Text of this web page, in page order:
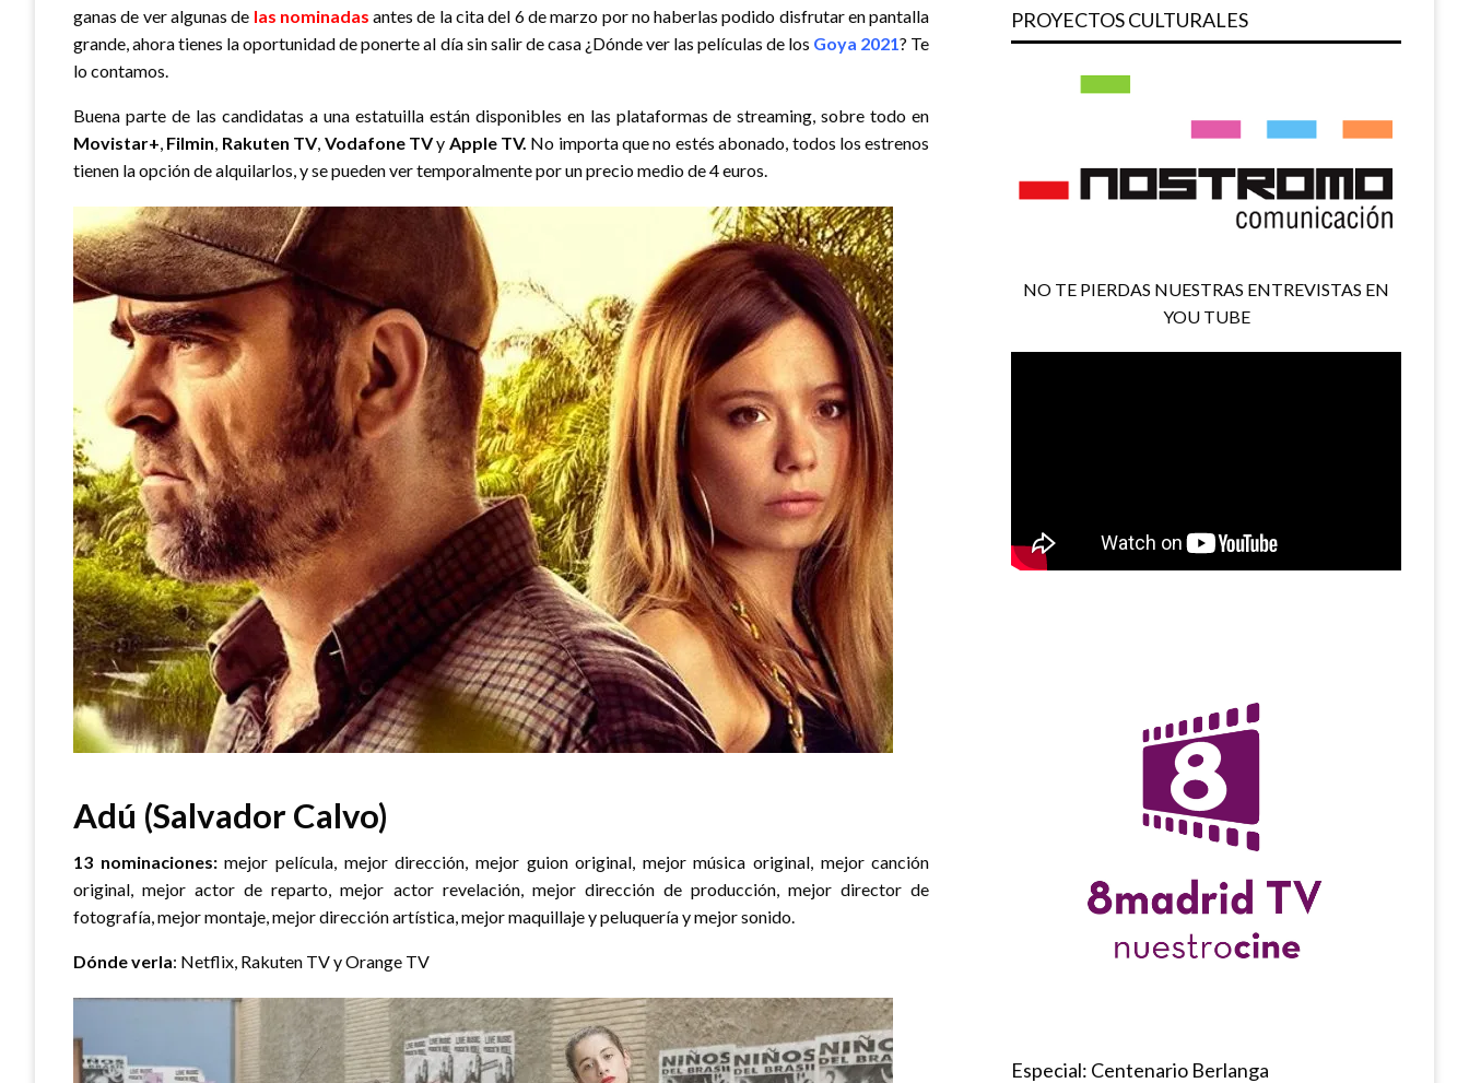
ganas de ver algunas de las nominadas antes de la cita del 6 de marzo por no haberlas podido disfrutar en pantalla
grande, ahora tienes la oportunidad de ponerte al día sin salir de casa ¿Dónde ver las películas de los Goya 2021? Te
lo contamos.
Buena parte de las candidatas a una estatuilla están disponibles en las plataformas de streaming, sobre todo en
Movistar+, Filmin, Rakuten TV, Vodafone TVy Apple TV. No importa que no estés abonado, todos los estrenos
tienen la opción de alquilarlos, y se pueden ver temporalmente por un precio medio de 4 euros.
Adú (Salvador Calvo)
13 nominaciones:mejor película, mejor dirección, mejor guion original, mejor música original, mejor canción
original, mejor actor de reparto, mejor actor revelación, mejor dirección de producción, mejor director de
fotografía, mejor montaje, mejor dirección artística, mejor maquillaje y peluquería y mejor sonido.
Dónde verla: Netflix, Rakuten TV y Orange TV
PROYECTOS CULTURALES
NO TE PIERDAS NUESTRAS ENTREVISTAS EN
YOU TUBE
Especial: Centenario Berlanga